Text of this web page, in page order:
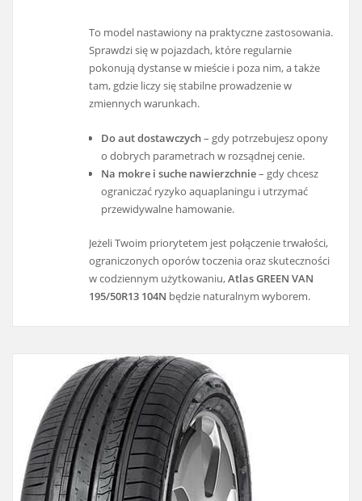
To model nastawiony na praktyczne zastosowania.
Sprawdzi się w pojazdach, które regularnie
pokonują dystanse w mieście i poza nim, a także
tam, gdzie liczy się stabilne prowadzenie w
zmiennych warunkach.
Do aut dostawczych– gdy potrzebujesz opony
o dobrych parametrach w rozsądnej cenie.
Na mokre i suche nawierzchnie– gdy chcesz
ograniczać ryzyko aquaplaningu i utrzymać
przewidywalne hamowanie.
Jeżeli Twoim priorytetem jest połączenie trwałości,
ograniczonych oporów toczenia oraz skuteczności
w codziennym użytkowaniu,Atlas GREEN VAN
195/50R13 104N będzie naturalnym wyborem.